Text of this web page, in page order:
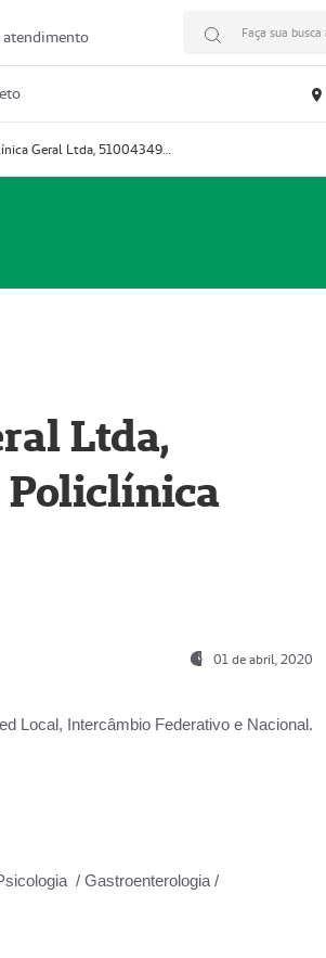
atendimento Faça sua busca
Prestador: Vipmed Clínica Geral Ltda, 51004349-0 (Nome Fantasia: Policlínica Master)
Ltda,
Policlínica
01 de abril, 2020
Local, Intercâmbio Federativo e Nacional.
/ Gastroenterologia /